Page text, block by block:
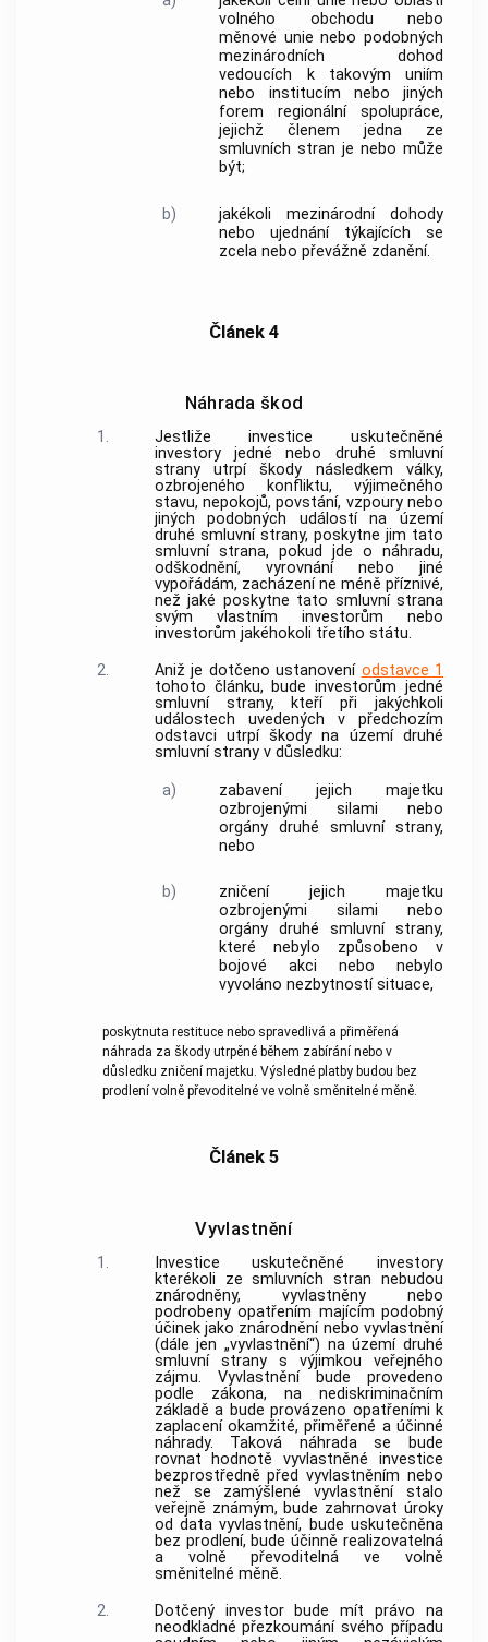
volného obchodu nebo
měnové unie nebo podobných
mezinárodních dohod
vedoucích k takovým uniím
nebo institucím nebo jiných
forem regionální spolupráce,
jejichž členem jedna ze
smluvních stran je nebo může
být;
b)
jakékoli mezinárodní dohody
nebo ujednání týkajících se
zcela nebo převážně zdanění.
Článek 4
Náhrada škod
1.
Jestliže investice uskutečněné
investory jedné nebo druhé smluvní
strany utrpí škody následkem války,
ozbrojeného konfliktu, výjimečného
stavu, nepokojů, povstání, vzpoury nebo
jiných podobných událostí na území
druhé smluvní strany, poskytne jim tato
smluvní strana, pokud jde o náhradu,
odškodnění, vyrovnání nebo jiné
vypořádám, zacházení ne méně příznivé,
než jaké poskytne tato smluvní strana
svým vlastním investorům nebo
investorům jakéhokoli třetího státu.
2.
Aniž je dotčeno ustanovení odstavce 1
tohoto článku, bude investorům jedné
smluvní strany, kteří při jakýchkoli
událostech uvedených v předchozím
odstavci utrpí škody na území druhé
smluvní strany v důsledku:
a)
zabavení jejich majetku
ozbrojenými silami nebo
orgány druhé smluvní strany,
nebo
b)
zničení jejich majetku
ozbrojenými silami nebo
orgány druhé smluvní strany,
které nebylo způsobeno v
bojové akci nebo nebylo
vyvoláno nezbytností situace,
poskytnuta restituce nebo spravedlivá a přiměřená
náhrada za škody utrpěné během zabírání nebo v
důsledku zničení majetku. Výsledné platby budou bez
prodlení volně převoditelné ve volně směnitelné měně.
Článek 5
Vyvlastnění
1.
Investice uskutečněné investory
kterékoli ze smluvních stran nebudou
znárodněny, vyvlastněny nebo
podrobeny opatřením majícím podobný
účinek jako znárodnění nebo vyvlastnění
(dále jen „vyvlastnění“) na území druhé
smluvní strany s výjimkou veřejného
zájmu. Vyvlastnění bude provedeno
podle zákona, na nediskriminačním
základě a bude provázeno opatřeními k
zaplacení okamžité, přiměřené a účinné
náhrady. Taková náhrada se bude
rovnat hodnotě vyvlastněné investice
bezprostředně před vyvlastněním nebo
než se zamýšlené vyvlastnění stalo
veřejně známým, bude zahrnovat úroky
od data vyvlastnění, bude uskutečněna
bez prodlení, bude účinně realizovatelná
a volně převoditelná ve volně
směnitelné měně.
2.
Dotčený investor bude mít právo na
neodkladné přezkoumání svého případu